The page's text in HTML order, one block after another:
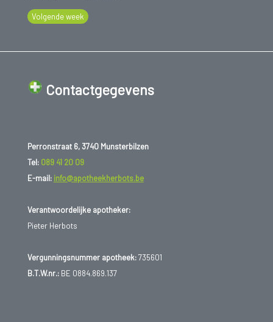
Volgende week
Contactgegevens
Perronstraat 6, 3740 Munsterbilzen
Tel: 089 41 20 09
E-mail: info@apotheekherbots.be
Verantwoordelijke apotheker:
Pieter Herbots
Vergunningsnummer apotheek:735601
B.T.W.nr.:BE 0884.869.137